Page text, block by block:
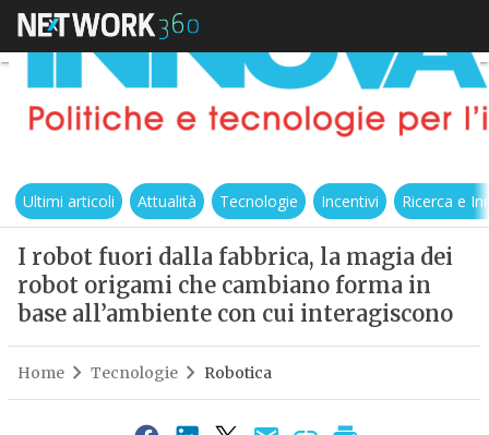
Ultimi articoli Attualità Tecnologie Incentivi Ricerca e
I robot fuori dalla fabbrica, la magia dei
robot origami che cambiano forma in
base all’ambiente con cui interagiscono
Home Tecnologie Robotica